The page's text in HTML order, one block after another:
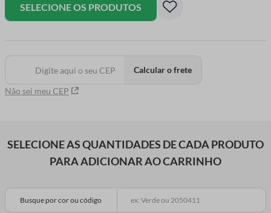
SELECIONE OS PRODUTOS
Não sei meu CEP
Calcular o frete
SELECIONE AS QUANTIDADES DE CADA PRODUTO
PARA ADICIONAR AO CARRINHO
Busque por cor ou código